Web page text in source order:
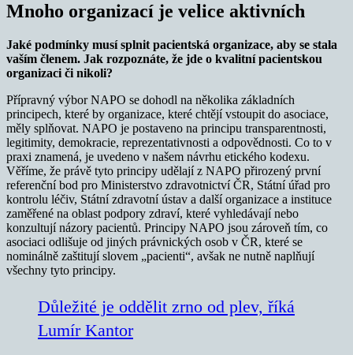
Mnoho organizací je velice aktivních
Jaké podmínky musí splnit pacientská organizace, aby se stala
vaším členem. Jak rozpoznáte, že jde o kvalitní pacientskou
organizaci či nikoli?
Přípravný výbor NAPO se dohodl na několika základních
principech, které by organizace, které chtějí vstoupit do asociace,
měly splňovat. NAPO je postaveno na principu transparentnosti,
legitimity, demokracie, reprezentativnosti a odpovědnosti. Co to v
praxi znamená, je uvedeno v našem návrhu etického kodexu.
Věříme, že právě tyto principy udělají z NAPO přirozený první
referenční bod pro Ministerstvo zdravotnictví ČR, Státní úřad pro
kontrolu léčiv, Státní zdravotní ústav a další organizace a instituce
zaměřené na oblast podpory zdraví, které vyhledávají nebo
konzultují názory pacientů. Principy NAPO jsou zároveň tím, co
asociaci odlišuje od jiných právnických osob v ČR, které se
nominálně zaštitují slovem „pacienti“, avšak ne nutně naplňují
všechny tyto principy.
Důležité je oddělit zrno od plev, říká
Lumír Kantor